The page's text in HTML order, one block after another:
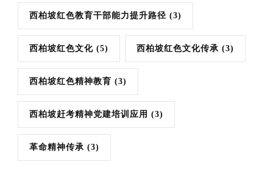
西柏坡红色教育干部能力提升路径 (3)
西柏坡红色文化 (5) 西柏坡红色文化传承 (3)
西柏坡红色精神教育 (3)
西柏坡赶考精神党建培训应用 (3)
革命精神传承 (3)